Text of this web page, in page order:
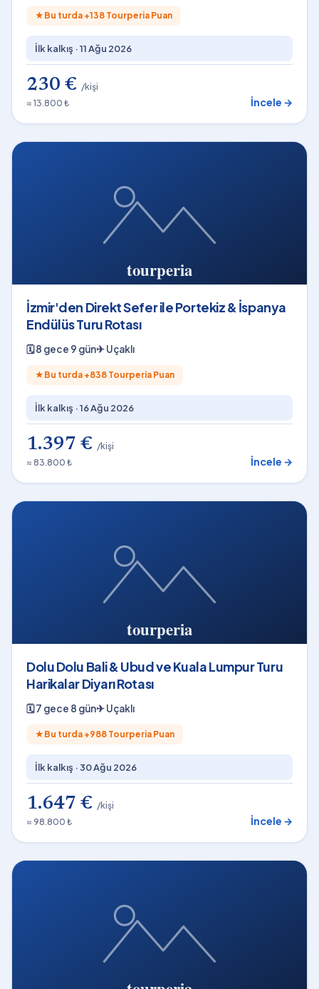
★ Bu turda +138 Tourperia Puan
İlk kalkış ·11 Ağu 2026
230 € /kişi
≈ 13.800 ₺
İncele →
İzmir'den Direkt Sefer ile Portekiz & İspanya
Endülüs Turu Rotası
🗓8 gece 9 gün✈Uçaklı
★ Bu turda +838 Tourperia Puan
İlk kalkış ·16 Ağu 2026
1.397 € /kişi
≈ 83.800 ₺
İncele →
Dolu Dolu Bali & Ubud ve Kuala Lumpur Turu
Harikalar Diyarı Rotası
🗓7 gece 8 gün✈Uçaklı
★ Bu turda +988 Tourperia Puan
İlk kalkış ·30 Ağu 2026
1.647 € /kişi
≈ 98.800 ₺
İncele →